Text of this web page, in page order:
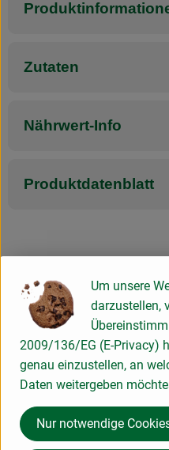
Zutaten
Nährwert-Info
Produktdatenblatt
Hersteller: Andechser
Deutschland
D 82346 Andechs
Um unsere
darzustellen,
2009/136/EG (E-Privacy)
genau einzustellen, an
Daten weitergeben
Nur notwendige